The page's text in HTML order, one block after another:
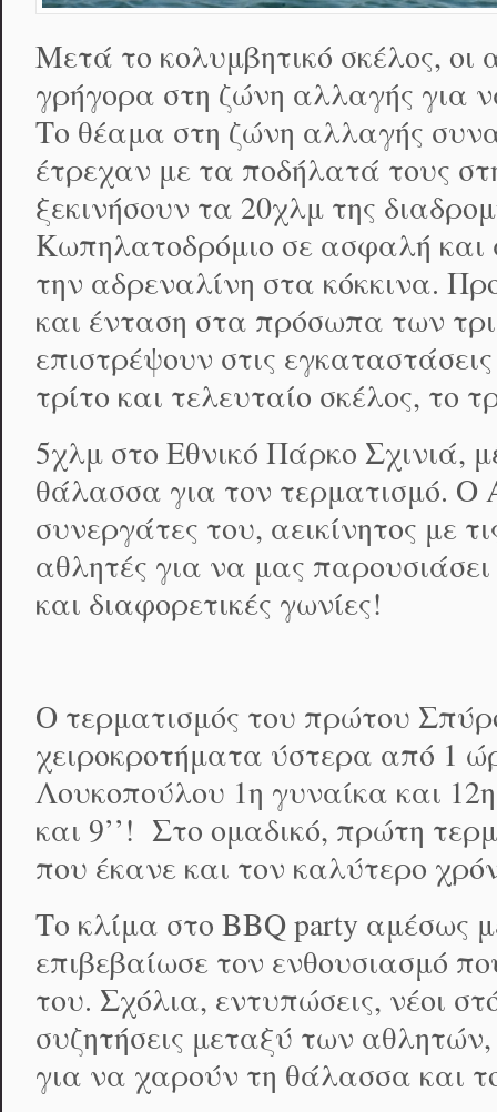
Μετά το κολυμβητικό σκέλος, οι
γρήγορα στη ζώνη αλλαγής για
Το θέαμα στη ζώνη αλλαγής
έτρεχαν με τα ποδήλατά τους
ξεκινήσουν τα 20χλμ της
Κωπηλατοδρόμιο σε ασφαλή
την αδρεναλίνη στα κόκκινα.
και ένταση στα πρόσωπα των
επιστρέψουν στις
τρίτο και τελευταίο σκέλος, το
5χλμ στο Εθνικό Πάρκο Σχινιά,
θάλασσα για τον τερματισμό. Ο
συνεργάτες του, αεικίνητος με
αθλητές για να μας
και διαφορετικές γωνίες!
Ο τερματισμός του πρώτου
χειροκροτήματα ύστερα από 1
Λουκοπούλου 1η γυναίκα και 12η
και 9’’! Στο ομαδικό, πρώτη
που έκανε και τον καλύτερο
Το κλίμα στο BBQ party αμέσως
επιβεβαίωσε τον ενθουσιασμό
του. Σχόλια, εντυπώσεις, νέοι
συζητήσεις μεταξύ των
για να χαρούν τη θάλασσα και